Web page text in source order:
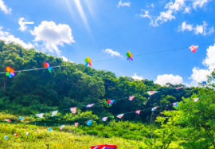
뒤로가기